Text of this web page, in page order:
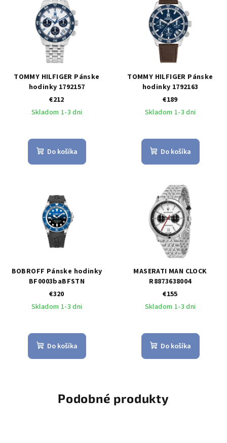
TOMMY HILFIGER Pánske
hodinky 1792157
€212
Skladom 1-3 dni
Do košíka
TOMMY HILFIGER Pánske
hodinky 1792163
€189
Skladom 1-3 dni
Do košíka
BOBROFF Pánske hodinky
BF0003baBFSTN
€320
Skladom 1-3 dni
Do košíka
MASERATI MAN CLOCK
R8873638004
€155
Skladom 1-3 dni
Do košíka
Podobné produkty